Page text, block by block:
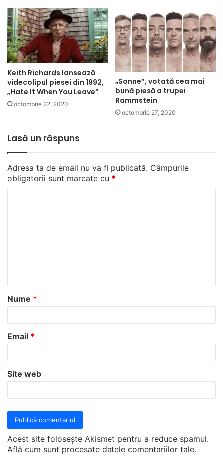
Keith Richards lansează
videcolipul piesei din 1992,
„Hate It When You Leave”
octombrie 22, 2020
„Sonne”, votată cea mai
bună piesă a trupei
Rammstein
octombrie 27, 2020
Lasă un răspuns
Adresa ta de email nu va fi publicată. Câmpurile
obligatorii sunt marcate cu *
a
r
u
*
Nume *
Email *
Site web
Acest site folosește Akismet pentru a reduce spamul.
Află cum sunt procesate datele comentariilor tale.